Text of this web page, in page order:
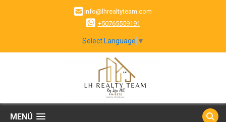
info@lhrealtyteam.com
+50765559191
Select Language ▼
MENÚ